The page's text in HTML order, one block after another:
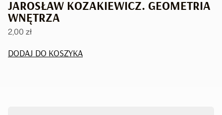
JAROSŁAW KOZAKIEWICZ. GEOMETRIA
WNĘTRZA
2,00 zł
DODAJ DO KOSZYKA